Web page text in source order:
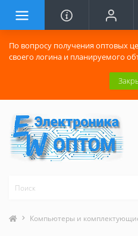
По вопросу получения оптовых
своего логина и планируемого
Компьютеры и